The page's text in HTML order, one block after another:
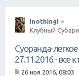
InothingI
Клубный
Суоранда-
27.11.2016 - все
26 ноя 2016, 08:03